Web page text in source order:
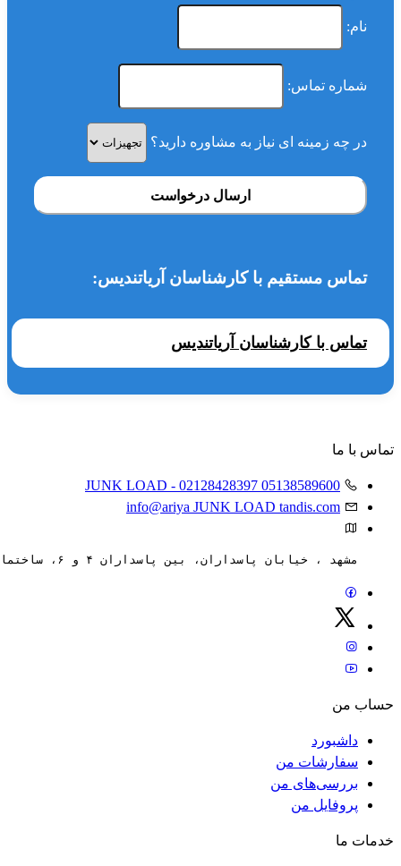
نام:
شماره تماس:
در چه زمینه ای نیاز به مشاوره دارید؟
ارسال درخواست
تماس مستقیم با کارشناسان آریاتندیس:
تماس با کارشناسان آریاتندیس
تماس با ما
05138589600
JUNK LOAD - 02128428397
info@ariya JUNK LOAD tandis.com
مشهد ، خیابان پاسداران، بین پاسداران ۴ و ۶، ساختمان ۸۸
حساب من
داشبورد
سفارشات من
بررسی‌های من
پروفایل من
خدمات ما